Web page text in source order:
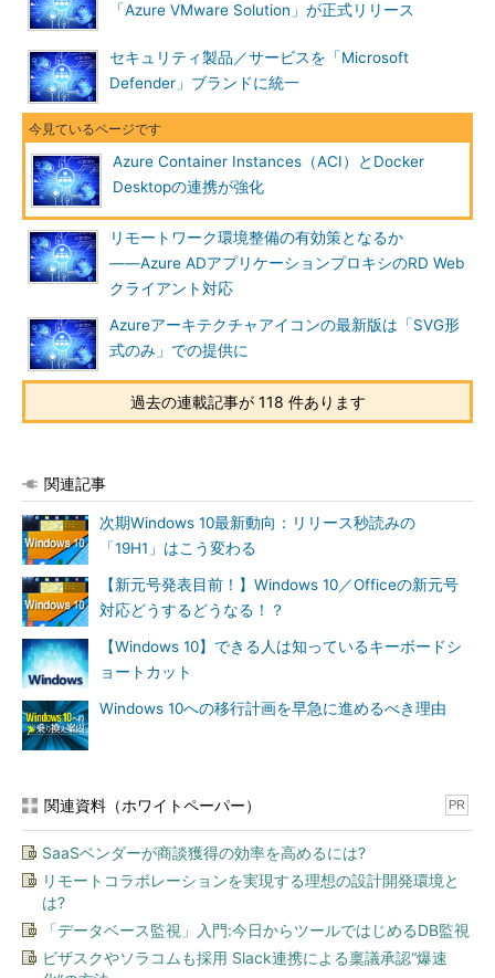
「Azure VMware Solution」が正式リリース
セキュリティ製品／サービスを「Microsoft
Defender」ブランドに統一
Azure Container Instances（ACI）とDocker
Desktopの連携が強化
リモートワーク環境整備の有効策となるか
――Azure ADアプリケーションプロキシのRD Web
クライアント対応
Azureアーキテクチャアイコンの最新版は「SVG形
式のみ」での提供に
過去の連載記事が 118 件あります
関連記事
次期Windows 10最新動向：リリース秒読みの
「19H1」はこう変わる
【新元号発表目前！】Windows 10／Officeの新元号
対応どうするどうなる！？
【Windows 10】できる人は知っているキーボードシ
ョートカット
Windows 10への移行計画を早急に進めるべき理由
関連資料（ホワイトペーパー） PR
SaaSベンダーが商談獲得の効率を高めるには?
リモートコラボレーションを実現する理想の設計開発環境と
は?
「データベース監視」入門:今日からツールではじめるDB監視
ビザスクやソラコムも採用 Slack連携による稟議承認“爆速